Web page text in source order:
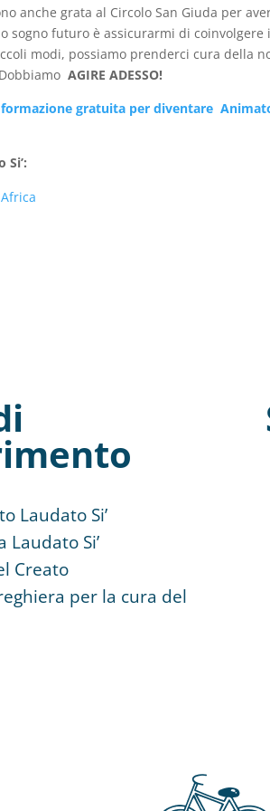
anche grata al Circolo San Giuda per
sogno futuro è assicurarmi di coinvolgere
modi, possiamo prenderci cura della
AGIRE ADESSO!
formazione gratuita per diventare
Laudato Si’
Laudato Si’
Creato
per la cura del